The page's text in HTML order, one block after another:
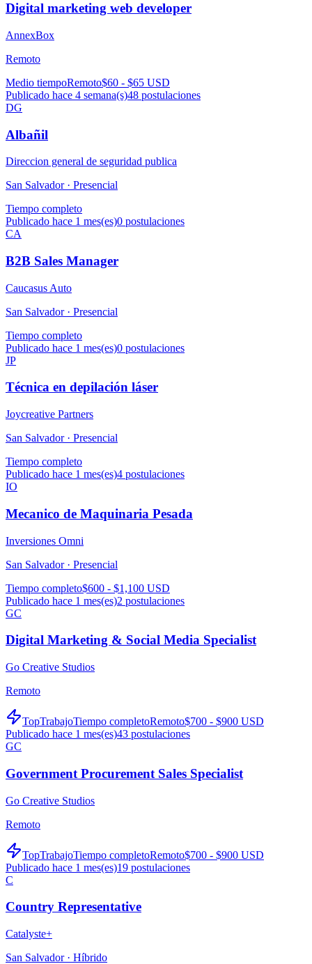
Digital marketing web developer
AnnexBox
Remoto
Medio tiempoRemoto$60 - $65 USD
Publicado hace 4 semana(s)48 postulaciones
DG
Albañil
Direccion general de seguridad publica
San Salvador · Presencial
Tiempo completo
Publicado hace 1 mes(es)0 postulaciones
CA
B2B Sales Manager
Caucasus Auto
San Salvador · Presencial
Tiempo completo
Publicado hace 1 mes(es)0 postulaciones
JP
Técnica en depilación láser
Joycreative Partners
San Salvador · Presencial
Tiempo completo
Publicado hace 1 mes(es)4 postulaciones
IO
Mecanico de Maquinaria Pesada
Inversiones Omni
San Salvador · Presencial
Tiempo completo$600 - $1,100 USD
Publicado hace 1 mes(es)2 postulaciones
GC
Digital Marketing & Social Media Specialist
Go Creative Studios
Remoto
TopTrabajoTiempo completoRemoto$700 - $900 USD
Publicado hace 1 mes(es)43 postulaciones
GC
Government Procurement Sales Specialist
Go Creative Studios
Remoto
TopTrabajoTiempo completoRemoto$700 - $900 USD
Publicado hace 1 mes(es)19 postulaciones
C
Country Representative
Catalyste+
San Salvador · Híbrido